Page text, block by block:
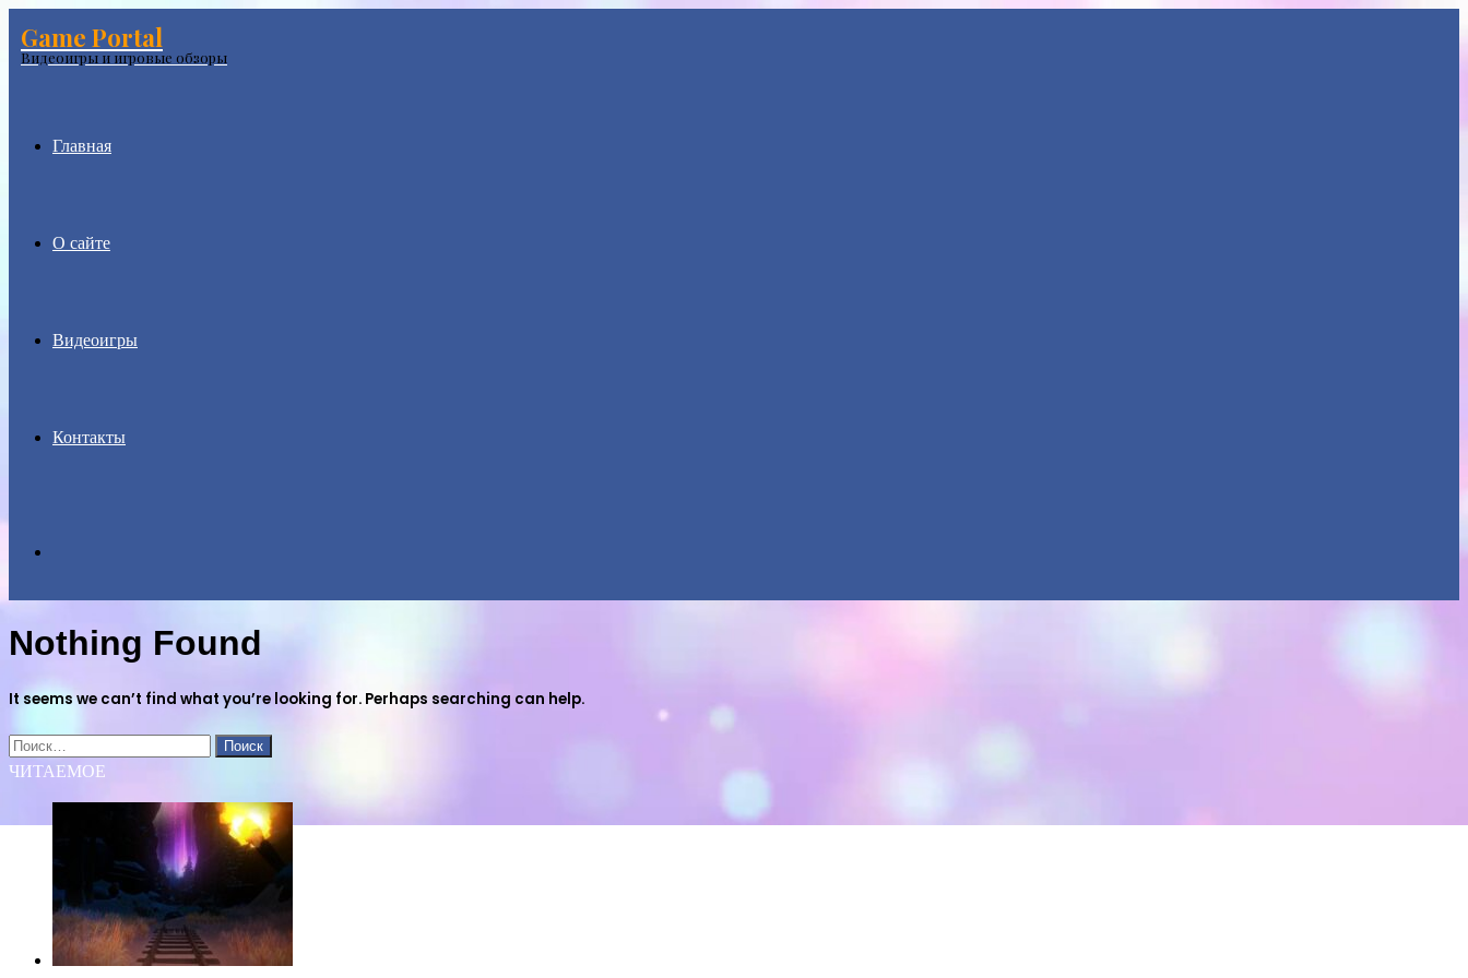
Menu
Game Portal
Видеоигры и игровые обзоры
Главная
О сайте
Видеоигры
Контакты
for
Nothing Found
It seems we can’t find what you’re looking for. Perhaps searching can help.
Найти:
ЧИТАЕМОЕ